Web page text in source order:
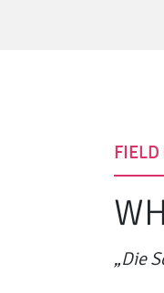
FIELD
„Die